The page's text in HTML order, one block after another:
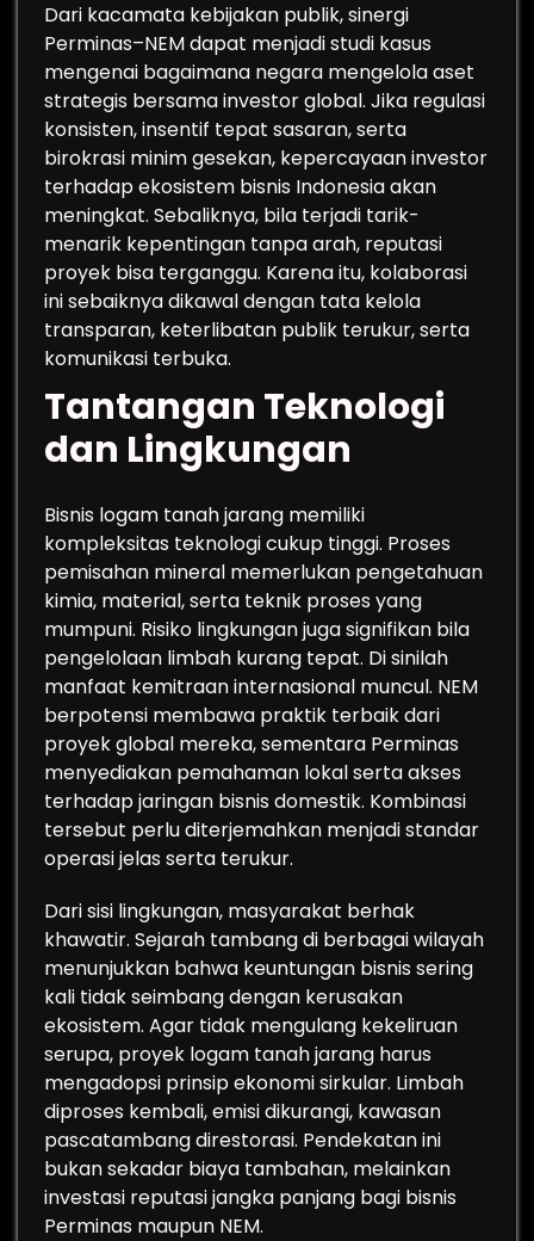
Dari kacamata kebijakan publik, sinergi
Perminas–NEM dapat menjadi studi kasus
mengenai bagaimana negara mengelola aset
strategis bersama investor global. Jika regulasi
konsisten, insentif tepat sasaran, serta
birokrasi minim gesekan, kepercayaan investor
terhadap ekosistem bisnis Indonesia akan
meningkat. Sebaliknya, bila terjadi tarik-
menarik kepentingan tanpa arah, reputasi
proyek bisa terganggu. Karena itu, kolaborasi
ini sebaiknya dikawal dengan tata kelola
transparan, keterlibatan publik terukur, serta
komunikasi terbuka.
Tantangan Teknologi
dan Lingkungan
Bisnis logam tanah jarang memiliki
kompleksitas teknologi cukup tinggi. Proses
pemisahan mineral memerlukan pengetahuan
kimia, material, serta teknik proses yang
mumpuni. Risiko lingkungan juga signifikan bila
pengelolaan limbah kurang tepat. Di sinilah
manfaat kemitraan internasional muncul. NEM
berpotensi membawa praktik terbaik dari
proyek global mereka, sementara Perminas
menyediakan pemahaman lokal serta akses
terhadap jaringan bisnis domestik. Kombinasi
tersebut perlu diterjemahkan menjadi standar
operasi jelas serta terukur.
Dari sisi lingkungan, masyarakat berhak
khawatir. Sejarah tambang di berbagai wilayah
menunjukkan bahwa keuntungan bisnis sering
kali tidak seimbang dengan kerusakan
ekosistem. Agar tidak mengulang kekeliruan
serupa, proyek logam tanah jarang harus
mengadopsi prinsip ekonomi sirkular. Limbah
diproses kembali, emisi dikurangi, kawasan
pascatambang direstorasi. Pendekatan ini
bukan sekadar biaya tambahan, melainkan
investasi reputasi jangka panjang bagi bisnis
Perminas maupun NEM.